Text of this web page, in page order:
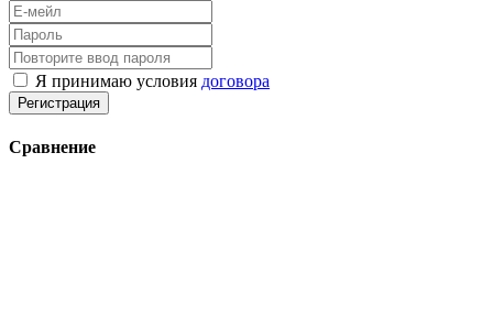
Я принимаю условия договора
Регистрация
Сравнение